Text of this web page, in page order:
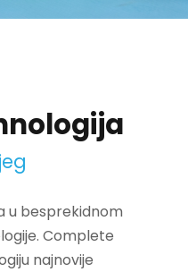
u besprekidnom
Complete
najnovije